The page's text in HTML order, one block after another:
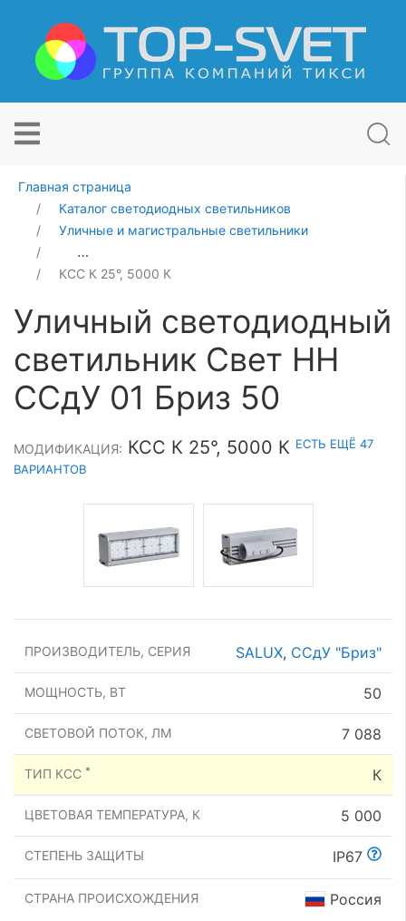
Главная страница
Каталог светодиодных светильников
Уличные и магистральные светильники
Уличный светодиодный светильник Свет НН ССдУ 01
КСС К 25°, 5000 К
Уличный светодиодный
светильник Свет НН
ССдУ 01 Бриз 50
МОДИФИКАЦИЯ: КСС К 25°, 5000 К ЕСТЬ ЕЩЁ 47
ВАРИАНТОВ
ПРОИЗВОДИТЕЛЬ, СЕРИЯ SALUX, ССдУ "Бриз"
МОЩНОСТЬ, ВТ 50
СВЕТОВОЙ ПОТОК, ЛМ 7 088
ТИП КСС * К
ЦВЕТОВАЯ ТЕМПЕРАТУРА, К 5 000
СТЕПЕНЬ ЗАЩИТЫ IP67
СТРАНА ПРОИСХОЖДЕНИЯ Россия